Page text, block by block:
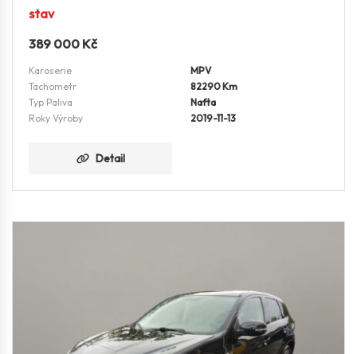
stav
389 000 Kč
Karoserie
MPV
Tachometr
82290 Km
Typ Paliva
Nafta
Roky Výroby
2019-11-13
Detail